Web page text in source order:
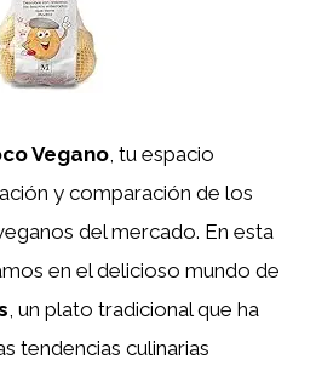
Vegano, tu espacio
y comparación de los
del mercado. En esta
en el delicioso mundo de
, un plato tradicional que ha
tendencias culinarias